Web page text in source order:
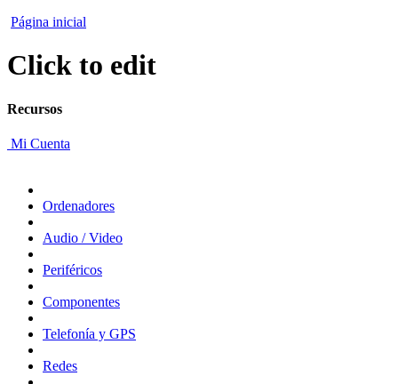
Página inicial
Click to edit
Recursos
Mi Cuenta
Ordenadores
Audio / Video
Periféricos
Componentes
Telefonía y GPS
Redes